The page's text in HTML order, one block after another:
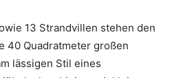
13 Strandvillen stehen den
40 Quadratmeter großen
lässigen Stil eines